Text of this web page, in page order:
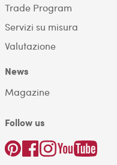
Trade Program
Servizi su misura
Valutazione
News
Magazine
Follow us